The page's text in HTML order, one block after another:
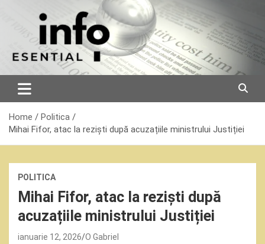
Home
Politica
Mihai Fifor, atac la reziști după acuzațiile ministrului Justiției
POLITICA
Mihai Fifor, atac la reziști după
acuzațiile ministrului Justiției
ianuarie 12, 2026 O Gabriel